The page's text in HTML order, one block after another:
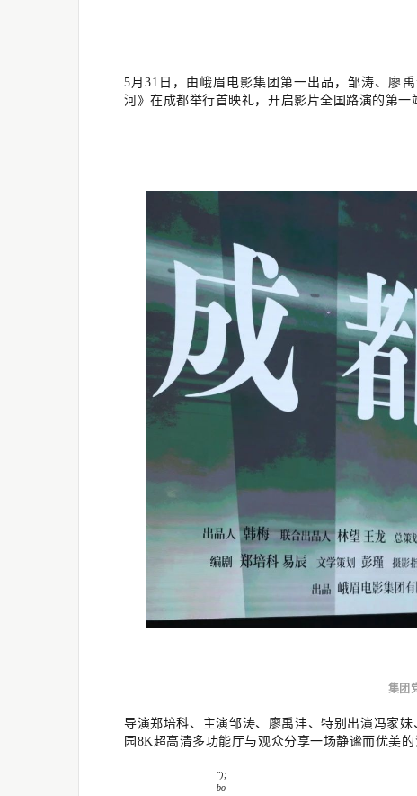
5月31日，由峨眉电影集团第一出品，邹涛、廖
河》在成都举行首映礼，开启影片全国路演的第一
集团
导演郑培科、主演邹涛、廖禹沣、特别出演冯家
园8K超高清多功能厅与观众分享一场静谧而优美的
");
bo